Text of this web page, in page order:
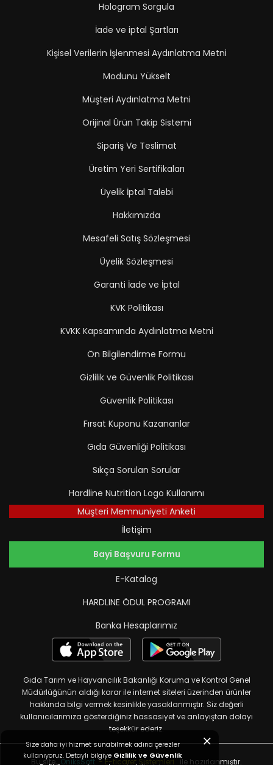
Size daha iyi hizmet sunabilmek adına çerezler
kullanıyoruz. Detaylı bilgiye Gizlilik ve Güvenlik
Hologram Sorgula
İade ve iptal Şartları
Kişisel Verilerin İşlenmesi Aydınlatma Metni
Modunu Yükselt
Müşteri Aydınlatma Metni
Orijinal Ürün Takip Sistemi
Sipariş Ve Teslimat
Üretim Yeri Sertifikaları
Üyelik İptal Talebi
Hakkımızda
Mesafeli Satış Sözleşmesi
Üyelik Sözleşmesi
Garanti İade ve İptal
KVK Politikası
KVKK Kapsamında Aydınlatma Metni
Ön Bilgilendirme Formu
Gizlilik ve Güvenlik Politikası
Güvenlik Politikası
Fırsat Kuponu Kazananlar
Gıda Güvenliği Politikası
Sıkça Sorulan Sorular
Hardline Nutrition Logo Kullanımı
Müşteri Memnuniyeti Anketi
İletişim
Bayi Başvuru Formu
E-Katalog
HARDLINE ÖDUL PROGRAMI
Banka Hesaplarımız
Gıda Tarım ve Hayvancılık Bakanlığı Koruma ve Kontrol Genel
Müdürlüğünün aldığı karar ile internet siteleri üzerinden ürünler
hakkında bilgi vermek kesinlikle yasaklanmıştır. Siz değerli
kullanıcılarımıza gösterdiğiniz hassasiyet ve anlayıştan dolayı
teşekkür ederiz.
Bu site, OniksSoft - E-ticaret Sistemleri ile hazırlanmıştır.